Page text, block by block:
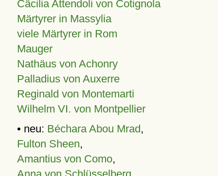
Cäcilia Attendoli von Cotignola
Märtyrer in Massylia
viele Märtyrer in Rom
Mauger
Nathäus von Achonry
Palladius von Auxerre
Reginald von Montemarti
Wilhelm VI. von Montpellier
• neu: Béchara Abou Mrad,
Fulton Sheen,
Amantius von Como,